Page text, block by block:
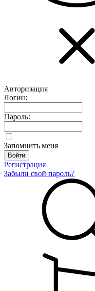
Авторизация
Логин:
Пароль:
Запомнить меня
Регистрация
Забыли свой пароль?